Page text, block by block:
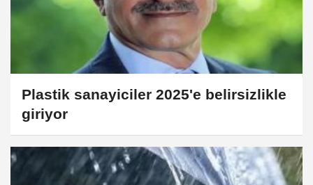
Plastik sanayiciler 2025'e belirsizlikle
giriyor